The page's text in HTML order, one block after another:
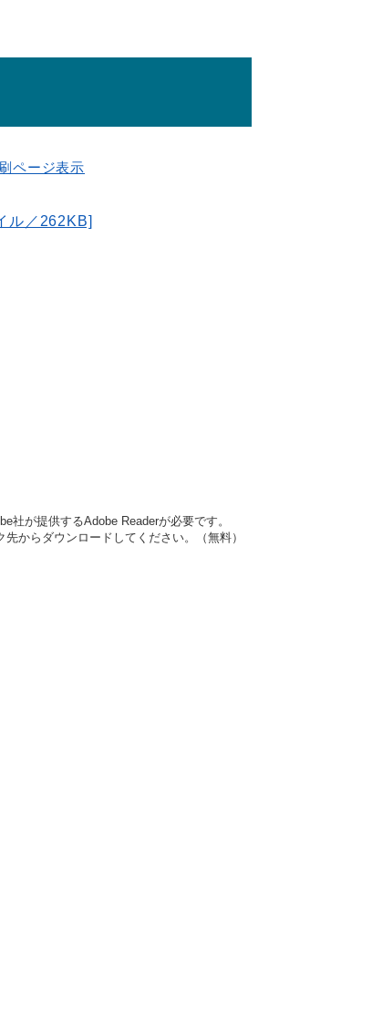
ページ表示
ル／262KB]
社が提供するAdobe Readerが必要です。
からダウンロードしてください。（無料）